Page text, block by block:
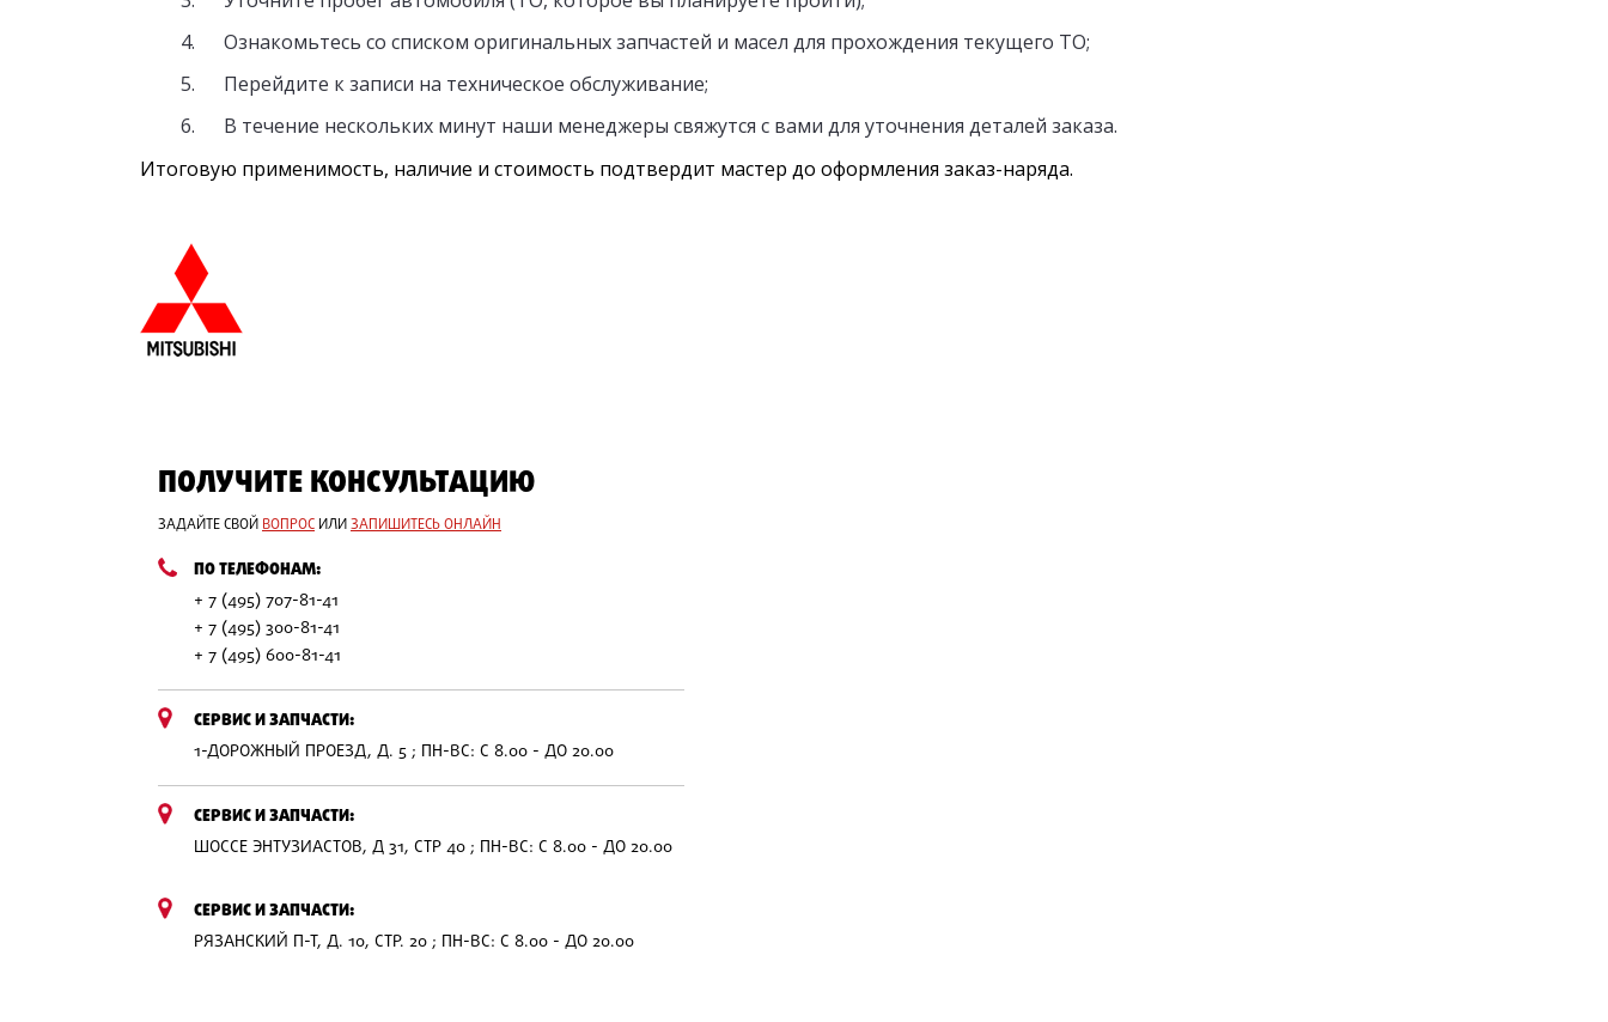
Ознакомьтесь со списком оригинальных запчастей и масел для прохождения текущего ТО;
Перейдите к записи на техническое обслуживание;
В течение нескольких минут наши менеджеры свяжутся с вами для уточнения деталей заказа.
Итоговую применимость, наличие и стоимость подтвердит мастер до оформления заказ-наряда.
ПОЛУЧИТЕ КОНСУЛЬТАЦИЮ
ЗАДАЙТЕ СВОЙВОПРОС ИЛИЗАПИШИТЕСЬ ОНЛАЙН
ПО ТЕЛЕФОНАМ:
+ 7 (495) 707-81-41
+ 7 (495) 300-81-41
+ 7 (495) 600-81-41
СЕРВИС И ЗАПЧАСТИ:
1-ДОРОЖНЫЙ ПРОЕЗД, Д. 5 ; ПН-ВС: С 8.00 - ДО 20.00
СЕРВИС И ЗАПЧАСТИ:
ШОССЕ ЭНТУЗИАСТОВ, Д 31, СТР 40 ; ПН-ВС: С 8.00 - ДО 20.00
СЕРВИС И ЗАПЧАСТИ:
РЯЗАНСКИЙ П-Т, Д. 10, СТР. 20 ; ПН-ВС: С 8.00 - ДО 20.00